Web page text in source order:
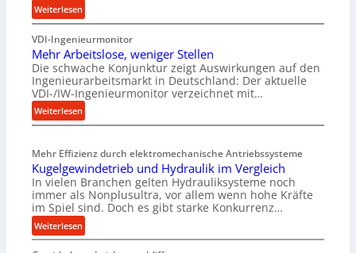
Weiterlesen:
K
r
o
n
e
s
s
t
i
g
e
r
t
U
VDI-Ingenieurmonitor
Mehr Arbeitslose, weniger Stellen
Die schwache Konjunktur zeigt Auswirkungen auf den
Ingenieurarbeitsmarkt in Deutschland: Der aktuelle
VDI-/IW-Ingenieurmonitor verzeichnet mit…
Weiterlesen:
M
h
r
A
r
b
e
Mehr Effizienz durch elektromechanische Antriebssysteme
Kugelgewindetrieb und Hydraulik im Vergleich
In vielen Branchen gelten Hydrauliksysteme noch
immer als Nonplusultra, vor allem wenn hohe Kräfte
im Spiel sind. Doch es gibt starke Konkurrenz…
Weiterlesen:
K